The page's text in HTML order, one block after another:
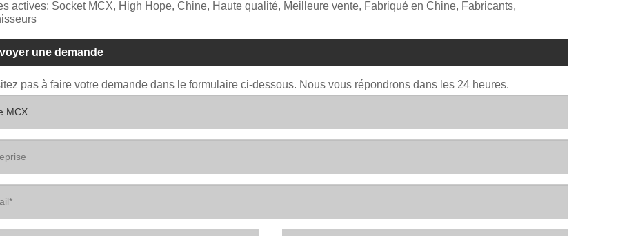
actives: Socket MCX, High Hope, Chine, Haute qualité, Meilleure vente, Fabriqué en Chine, Fabricants,
une demande
pas à faire votre demande dans le formulaire ci-dessous. Nous vous répondrons dans les 24 heures.